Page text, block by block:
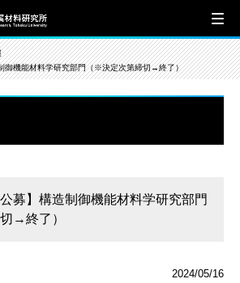
御機能材料学研究部門（※決定次第締切→終了）
公募】構造制御機能材料学研究部門
→終了）
2024/05/16